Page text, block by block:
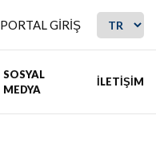
PORTAL GİRİŞ
SOSYAL
MEDYA
İLETİŞİM